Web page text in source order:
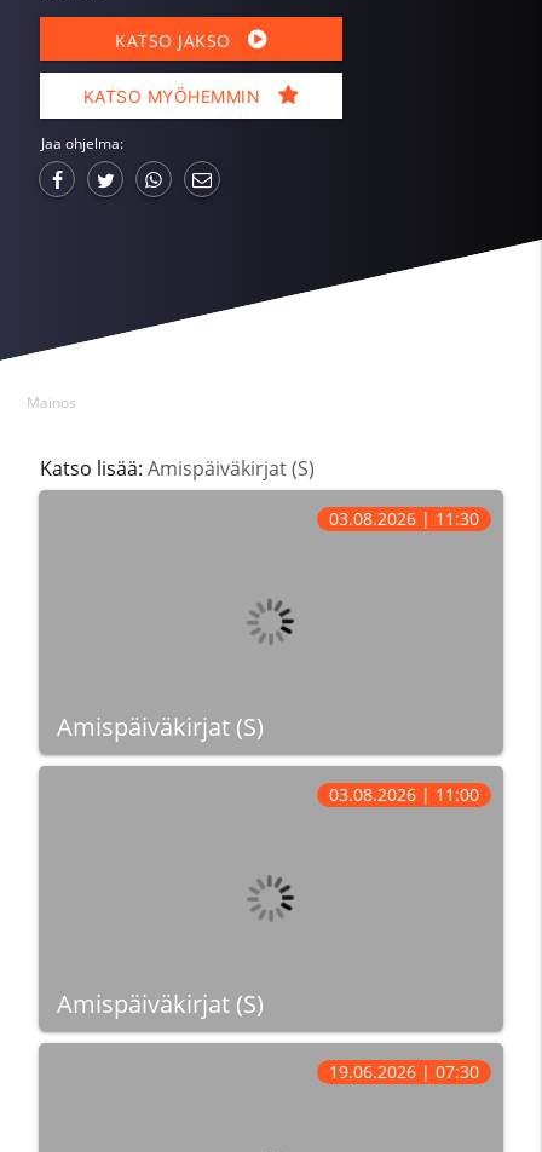
KATSO JAKSO
KATSO MYÖHEMMIN
Jaa ohjelma:
Mainos
Katso lisää: Amispäiväkirjat (S)
Amispäiväkirjat (S)
03.08.2026 | 11:30
Amispäiväkirjat (S)
03.08.2026 | 11:00
19.06.2026 | 07:30